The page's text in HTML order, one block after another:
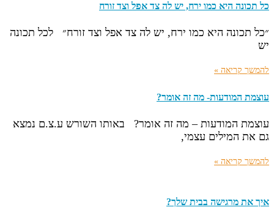
כל תכונה היא כמו ירח, יש לה צד אפל וצד זורח
״כל תכונה היא כמו ירח, יש לה צד אפל וצד זורח״ לכל תכונה
יש
להמשך קריאה »
עוצמת המודעות- מה זה אומר?
עוצמת המודעות – מה זה אומר? באותו השורש ע.צ.ם נמצא
גם את המילים עצמי,
להמשך קריאה »
איך את מרגישה בבית שלך?